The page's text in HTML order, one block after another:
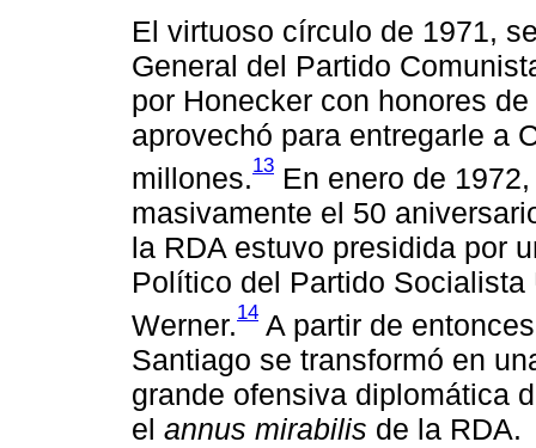
El virtuoso círculo de 1971,
General del Partido
por Honecker con honores
aprovechó para entregarle a
millones.13 En enero de
masivamente el 50
la RDA estuvo presidida por
Político del Partido
Werner.14 A partir de
Santiago se transformó en
grande ofensiva diplomática
el annus mirabilis de la RDA.